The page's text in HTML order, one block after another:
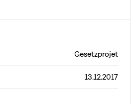
Gesetzprojet
13.12.2017